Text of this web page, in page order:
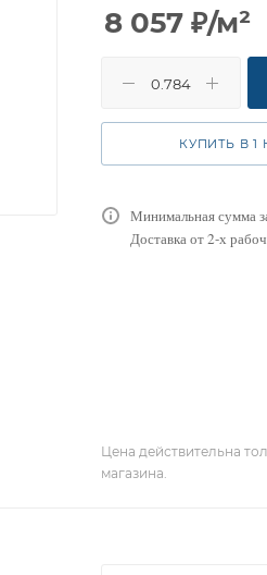
8 057 ₽/м²
КУПИТЬ В 1
Минимальная сумма
Доставка от 2-х
Цена действительна
магазина.